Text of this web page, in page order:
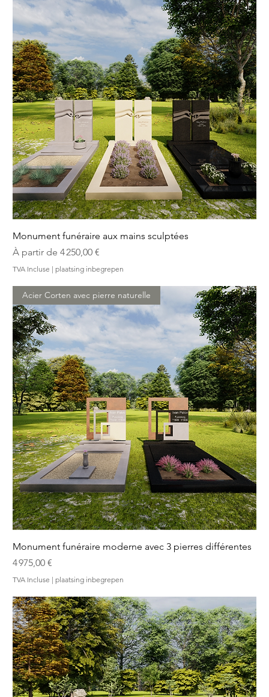
Monument funéraire aux mains sculptées
À partir de 4 250,00 €
Prix promotionnel
TVA Incluse | plaatsing inbegrepen
Acier Corten avec pierre naturelle
Monument funéraire moderne avec 3 pierres différentes
Prix
4 975,00 €
TVA Incluse | plaatsing inbegrepen